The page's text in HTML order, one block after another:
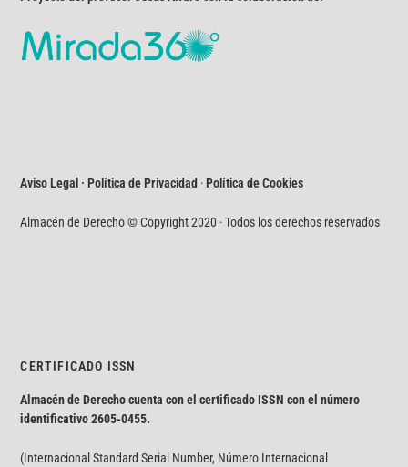
Aviso Legal · Política de Privacidad ·Política de Cookies
Almacén de Derecho © Copyright 2020 · Todos los derechos reservados
CERTIFICADO ISSN
Almacén de Derecho cuenta con el certificado ISSN con el número
identificativo2605-0455.
(Internacional Standard Serial Number, Número Internacional